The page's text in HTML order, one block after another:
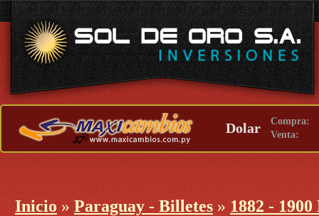
Dolar
Compra:
Venta:
Inicio » Paraguay - Billetes » 1882 - 1900